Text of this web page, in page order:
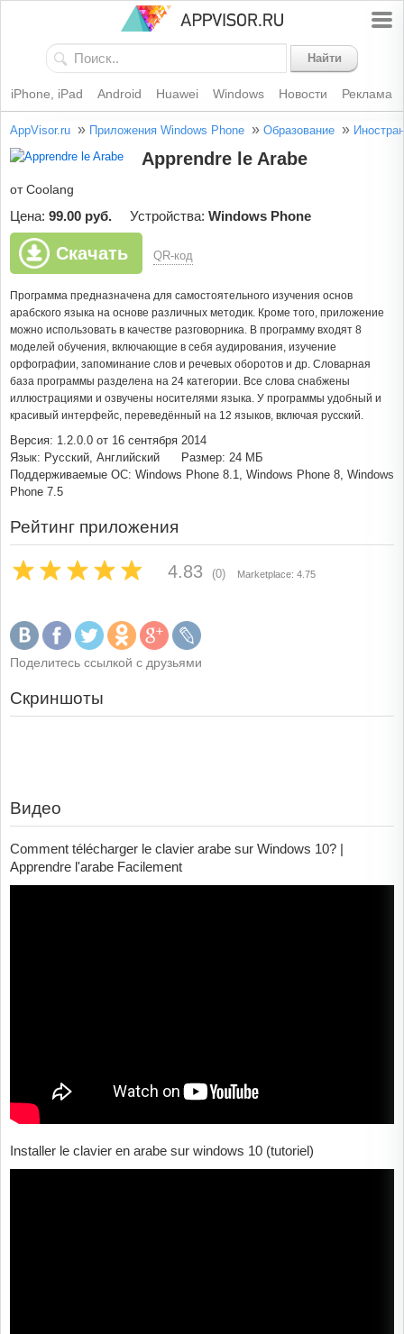
Найти
iPhone, iPad Android Huawei Windows Новости Реклама
AppVisor.ru » Приложения Windows Phone » Образование »
Apprendre le Arabe
от Coolang
Цена: 99.00 руб. Устройства: Windows Phone
Скачать QR-код
Программа предназначена для самостоятельного изучения основ
арабского языка на основе различных методик. Кроме того, приложение
можно использовать в качестве разговорника. В программу входят 8
моделей обучения, включающие в себя аудирования, изучение
орфографии, запоминание слов и речевых оборотов и др. Словарная
база программы разделена на 24 категории. Все слова снабжены
иллюстрациями и озвучены носителями языка. У программы удобный и
красивый интерфейс, переведённый на 12 языков, включая русский.
Версия: 1.2.0.0 от 16 сентября 2014
Язык: Русский, Английский
Размер: 24 МБ
Поддерживаемые ОС: Windows Phone 8.1, Windows Phone 8, Windows
Phone 7.5
Рейтинг приложения
4.83 (0) Marketplace: 4.75
Поделитесь ссылкой с друзьями
Скриншоты
Видео
Comment télécharger le clavier arabe sur Windows 10? |
Apprendre l'arabe Facilement
Installer le clavier en arabe sur windows 10 (tutoriel)